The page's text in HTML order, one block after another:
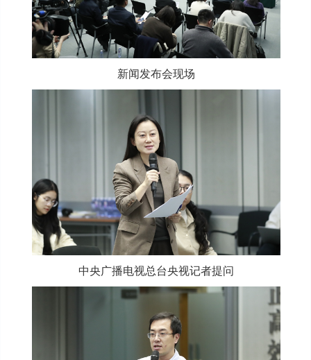
新闻发布会现场
中央广播电视总台央视记者提问